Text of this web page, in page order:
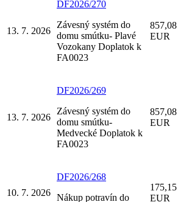
13. 7. 2026
DF2026/270
Závesný systém do
domu smútku- Plavé
Vozokany Doplatok k
FA0023
857,08
EUR
13. 7. 2026
DF2026/269
Závesný systém do
domu smútku-
Medvecké Doplatok k
FA0023
857,08
EUR
10. 7. 2026
DF2026/268
Nákup potravín do
175,15
EUR